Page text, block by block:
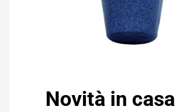
Novità in casa